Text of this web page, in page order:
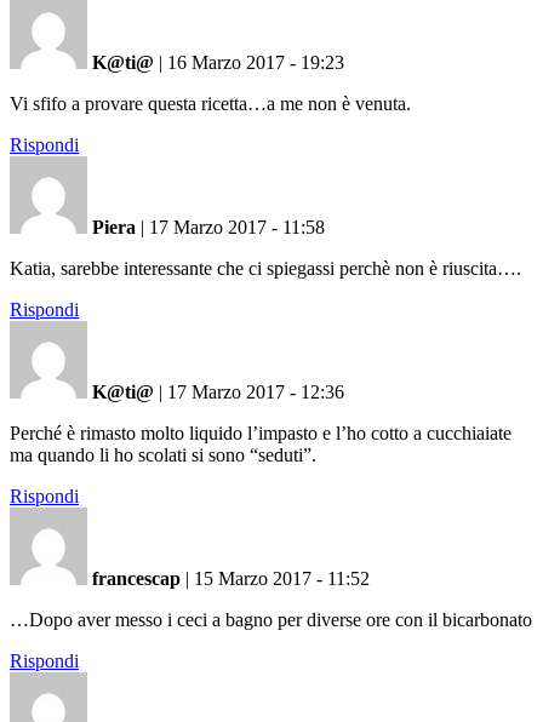
K@ti@ | 16 Marzo 2017 - 19:23
Vi sfifo a provare questa ricetta…a me non è venuta.
Rispondi
Piera | 17 Marzo 2017 - 11:58
Katia, sarebbe interessante che ci spiegassi perchè non è riuscita….
Rispondi
K@ti@ | 17 Marzo 2017 - 12:36
Perché è rimasto molto liquido l’impasto e l’ho cotto a cucchiaiate
ma quando li ho scolati si sono “seduti”.
Rispondi
francescap | 15 Marzo 2017 - 11:52
…Dopo aver messo i ceci a bagno per diverse ore con il bicarbonato
Rispondi